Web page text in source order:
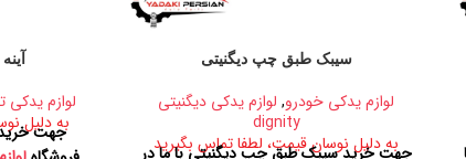
سیبک طبق چپ دیگنیتی
لوازم یدکی خودرو, لوازم یدکی دیگنیتی
dignity
به دلیل نوسان قیمت، لطفا تماس بگیرید
جهت خرید سیبک طبق چپ دیگنیتی با ما در
لوازم یدکی
به دلیل
جهت خرید